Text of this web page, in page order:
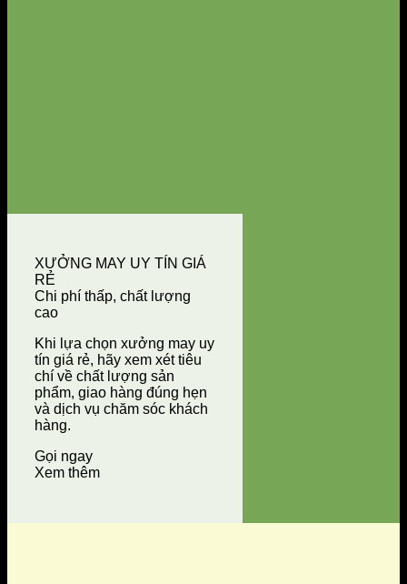
XƯỞNG MAY UY TÍN GIÁ
RẺ
Chi phí thấp, chất lượng
cao
Khi lựa chọn xưởng may uy
tín giá rẻ, hãy xem xét tiêu
chí về chất lượng sản
phẩm, giao hàng đúng hẹn
và dịch vụ chăm sóc khách
hàng.
Gọi ngay
Xem thêm